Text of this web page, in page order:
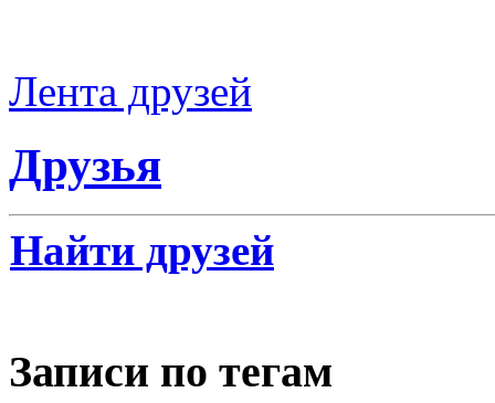
Лента друзей
Друзья
Найти друзей
Записи по тегам